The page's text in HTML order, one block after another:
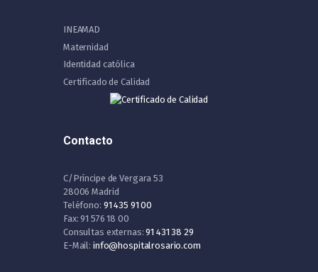
INEAMAD
Maternidad
Identidad católica
Certificado de Calidad
Contacto
C/Príncipe de Vergara 53
28006 Madrid
Teléfono: 91 435 91 00
Fax: 91 576 18 00
Consultas externas:91 431 38 29
E-Mail: info@hospitalrosario.com